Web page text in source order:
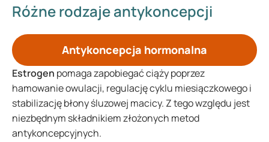
Różne rodzaje antykoncepcji
Antykoncepcja hormonalna
Estrogen pomaga zapobiegać ciąży poprzez
hamowanie owulacji, regulację cyklu miesiączkowego i
stabilizację błony śluzowej macicy. Z tego względu jest
niezbędnym składnikiem złożonych metod
antykoncepcyjnych.